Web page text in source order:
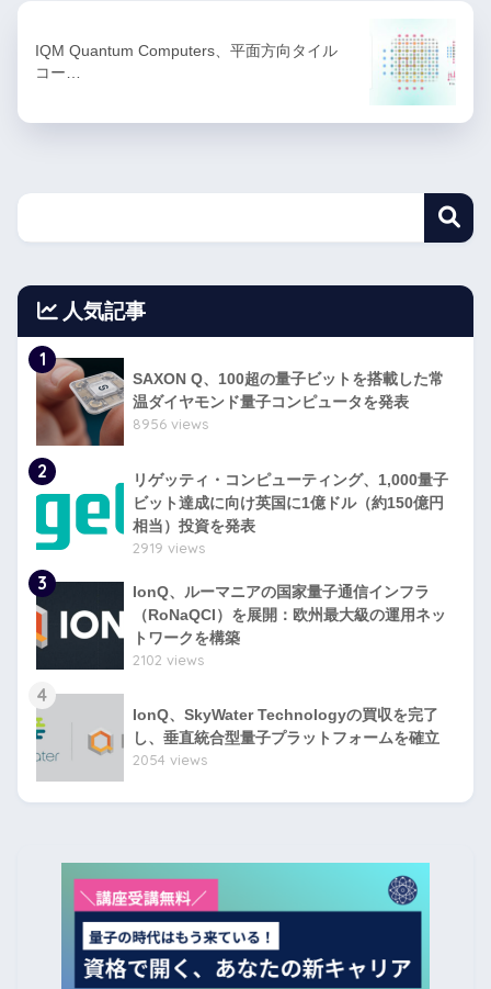
IQM Quantum Computers、平面方向タイル
コー…
人気記事
1
SAXON Q、100超の量子ビットを搭載した常
温ダイヤモンド量子コンピュータを発表
8956 views
2
リゲッティ・コンピューティング、1,000量子
ビット達成に向け英国に1億ドル（約150億円
相当）投資を発表
2919 views
3
IonQ、ルーマニアの国家量子通信インフラ
（RoNaQCI）を展開：欧州最大級の運用ネッ
トワークを構築
2102 views
4
IonQ、SkyWater Technologyの買収を完了
し、垂直統合型量子プラットフォームを確立
2054 views